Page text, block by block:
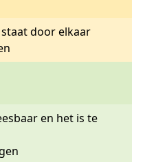
door elkaar
en het is te